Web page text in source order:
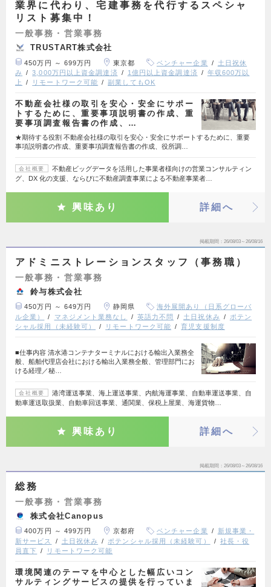
業界に代わり、宅建事務を代行するスペシャ
リスト募集中！
一般事務・営業事務
TRUSTART株式会社
450万円 ～ 699万円 東京都 ベンチャー企業
土日祝休
み
3,000万円以上資金調達済 1億円以上資金調達済
年収600万以
上
リモートワーク可能 副業してもOK
不動産会社様の取引を安心・安全にサポー
トするために、重要事項説明書の作成、重
要事項調査報告書の作成、…
★期待する役割 不動産会社様の取引を安心・安全にサポートするために、重要
事項説明書の作成、重要事項調査報告書の作成、役所調…
会社概要
不動産ビッグデータを活用した事業者様向けの営業コンサルティン
グ、DX 化の支援、ならびに不動産調査事業による不動産事業者…
興味あり 詳細へ
掲載期間 26/08/03～26/08/16
アドミニストレーションスタッフ（事務職）
一般事務・営業事務
鈴与株式会社
450万円 ～ 649万円 静岡県
海外展開あり（日系グローバ
ル企業）
マネジメント業務なし 英語力不問 土日祝休み
ポテン
シャル採用（未経験可）
リモートワーク可能 育児支援制度
■仕事内容 清水港コンテナターミナルにおける輸出入業務全
般、船舶代理店会社における輸出入業務全般、管理部門にお
ける経理／秘…
会社概要
港湾運送事業、海上運送事業、内航海運事業、自動車運送事業、自
動車運送取扱業、自動車回送事業、通関業、保税上屋業、海運貨物…
興味あり 詳細へ
掲載期間 26/08/03～26/08/16
総務
一般事務・営業事務
株式会社Canopus
400万円 ～ 499万円 京都府 ベンチャー企業
新規事業・
新サービス
土日祝休み ポテンシャル採用（未経験可）
社長・役
員直下
リモートワーク可能
環境関連のテーマを中心とした幅広いコン
サルティングサービスの提供を行っていま